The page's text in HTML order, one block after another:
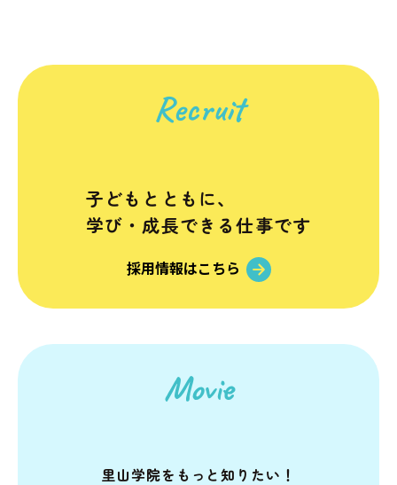
Recruit
子どもとともに、
学び・成長できる仕事です
採用情報はこちら
Movie
里山学院を もっと知りたい！